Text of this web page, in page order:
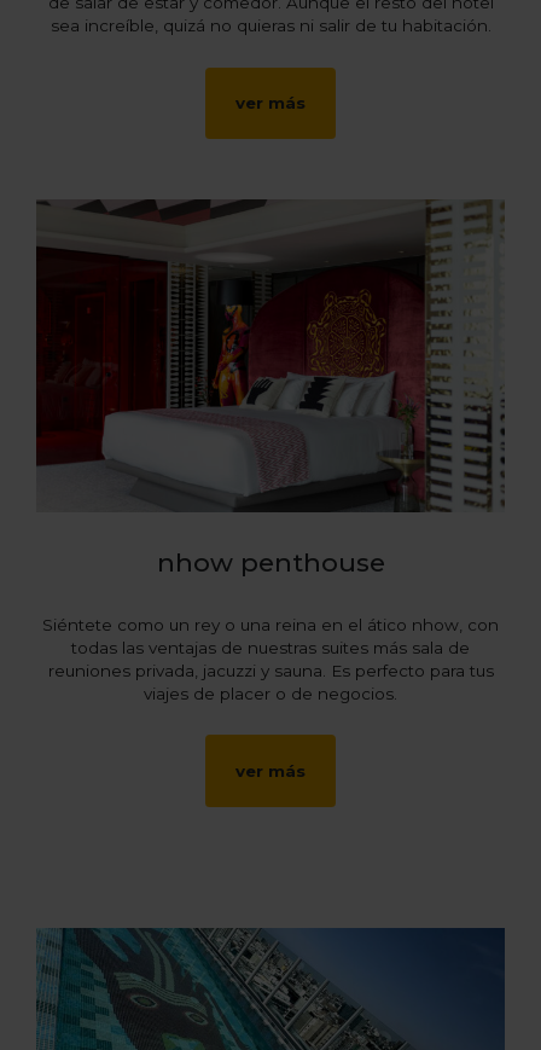
sea increíble, quizá no quieras ni salir de tu habitación.
ver más
nhow penthouse
Siéntete como un rey o una reina en el ático nhow, con
todas las ventajas de nuestras suites más sala de
reuniones privada, jacuzzi y sauna. Es perfecto para tus
viajes de placer o de negocios.
ver más